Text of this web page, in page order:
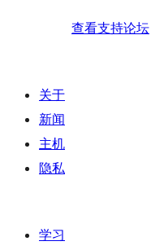
查看支持论坛
关于
新闻
主机
隐私
学习